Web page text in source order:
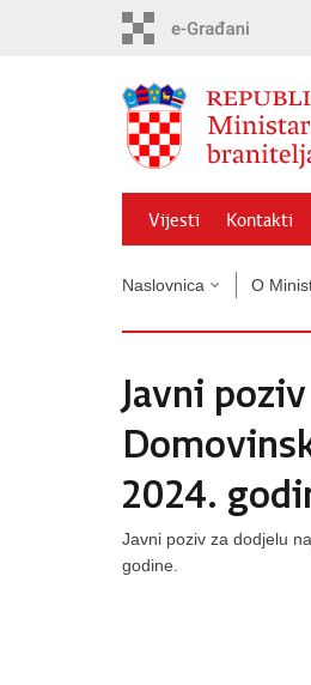
Vijesti Kontakti
Naslovnica O
Javni
2024.
Javni poziv za dodjelu
godine.